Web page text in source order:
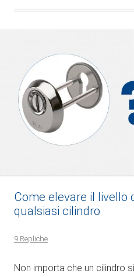
Come elevare il livello
qualsiasi cilindro
9 Repliche
Non importa che un cilindro